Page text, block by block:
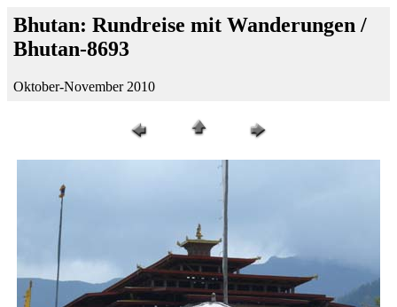
Bhutan: Rundreise mit Wanderungen /
Bhutan-8693
Oktober-November 2010